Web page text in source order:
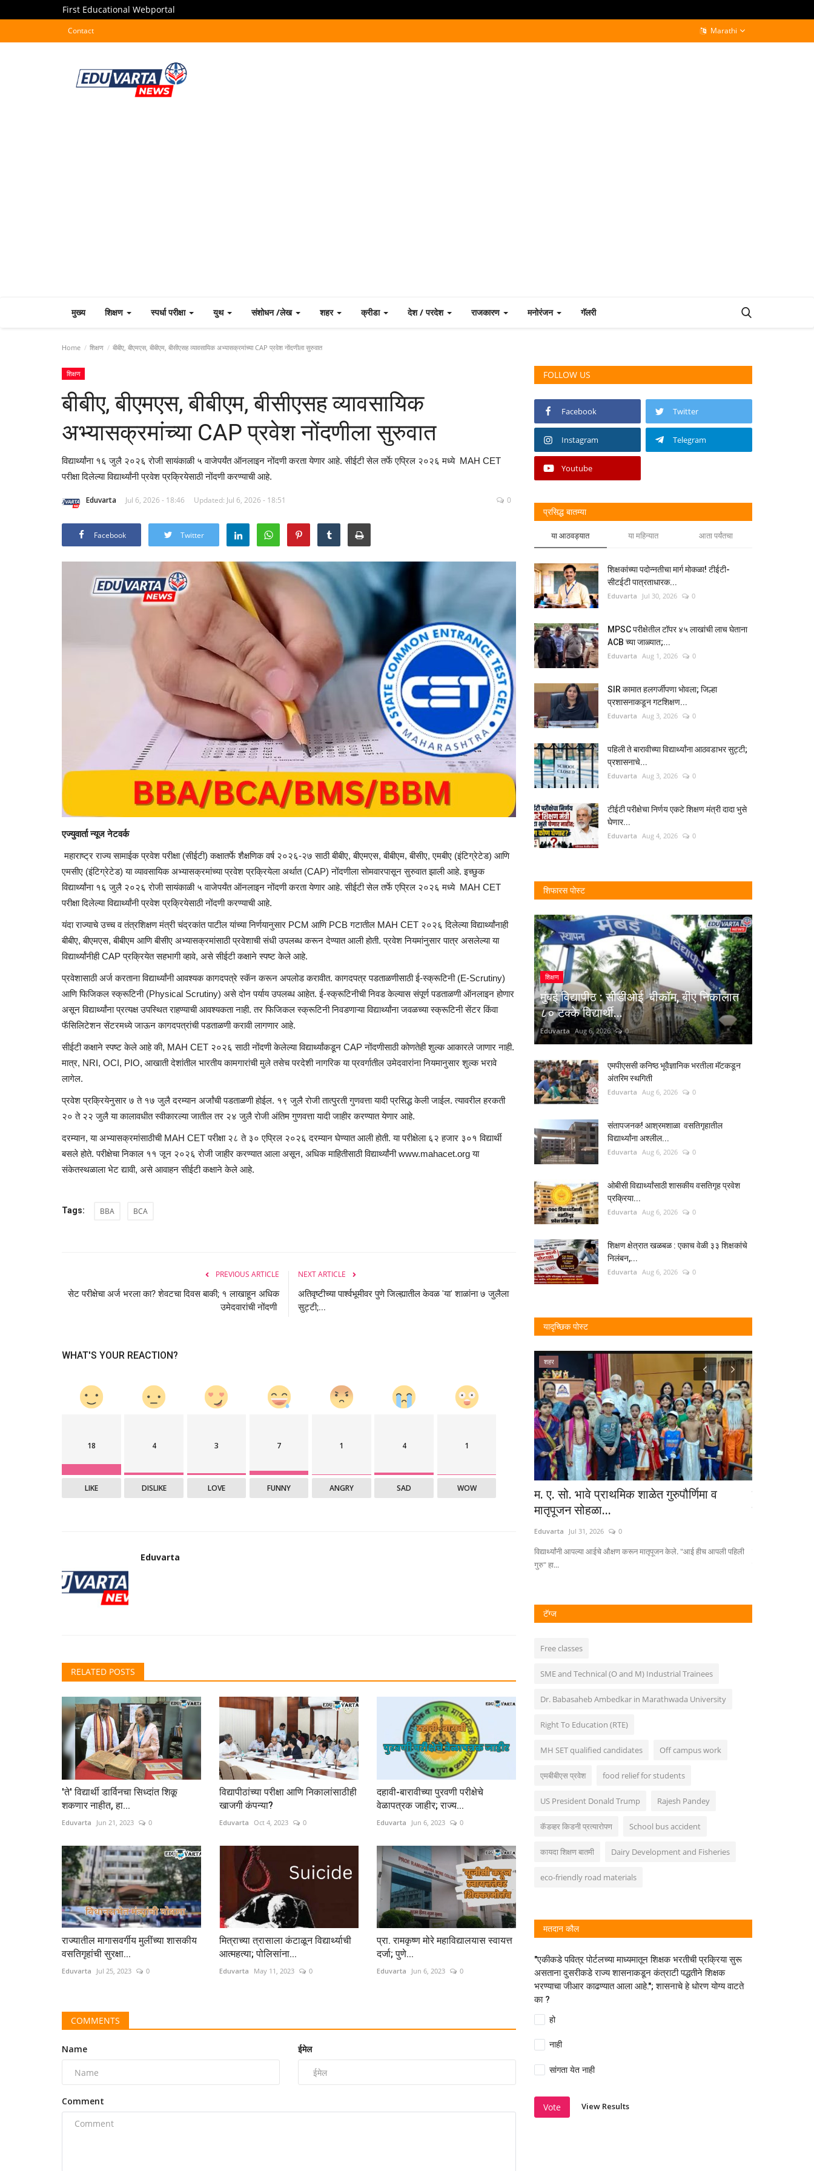
First Educational Webportal
Contact Marathi
मुख्य शिक्षण स्पर्धा परीक्षा युथ संशोधन /लेख शहर क्रीडा देश / परदेश राजकारण मनोरंजन गॅलरी
Home शिक्षण बीबीए, बीएमएस, बीबीएम, बीसीएसह व्यावसायिक अभ्यासक्रमांच्या CAP प्रवेश नोंदणीला सुरुवात
शिक्षण
बीबीए, बीएमएस, बीबीएम, बीसीएसह व्यावसायिक
अभ्यासक्रमांच्या CAP प्रवेश नोंदणीला सुरुवात
विद्यार्थ्यांना १६ जुलै २०२६ रोजी सायंकाळी ५ वाजेपर्यंत ऑनलाइन नोंदणी करता येणार आहे. सीईटी सेल तर्फे एप्रिल २०२६ मध्ये MAH CET
परीक्षा दिलेल्या विद्यार्थ्यांनी प्रवेश प्रक्रियेसाठी नोंदणी करण्याची आहे.
Eduvarta Jul 6, 2026 - 18:46 Updated: Jul 6, 2026 - 18:51 0
Facebook Twitter
एज्युवार्ता न्यूज नेटवर्क
महाराष्ट्र राज्य सामाईक प्रवेश परीक्षा (सीईटी) कक्षातर्फे शैक्षणिक वर्ष २०२६-२७ साठी बीबीए, बीएमएस, बीबीएम, बीसीए, एमबीए (इंटिग्रेटेड) आणि
एमसीए (इंटिग्रेटेड) या व्यावसायिक अभ्यासक्रमांच्या प्रवेश प्रक्रियेला अर्थात (CAP) नोंदणीला सोमवारपासून सुरुवात झाली आहे. इच्छुक
विद्यार्थ्यांना १६ जुलै २०२६ रोजी सायंकाळी ५ वाजेपर्यंत ऑनलाइन नोंदणी करता येणार आहे. सीईटी सेल तर्फे एप्रिल २०२६ मध्ये MAH CET
परीक्षा दिलेल्या विद्यार्थ्यांनी प्रवेश प्रक्रियेसाठी नोंदणी करण्याची आहे.
यंदा राज्याचे उच्च व तंत्रशिक्षण मंत्री चंद्रकांत पाटील यांच्या निर्णयानुसार PCM आणि PCB गटातील MAH CET २०२६ दिलेल्या विद्यार्थ्यांनाही
बीबीए, बीएमएस, बीबीएम आणि बीसीए अभ्यासक्रमांसाठी प्रवेशाची संधी उपलब्ध करून देण्यात आली होती. प्रवेश नियमांनुसार पात्र असलेल्या या
विद्यार्थ्यांनीही CAP प्रक्रियेत सहभागी व्हावे, असे सीईटी कक्षाने स्पष्ट केले आहे.
प्रवेशासाठी अर्ज करताना विद्यार्थ्यांनी आवश्यक कागदपत्रे स्कॅन करून अपलोड करावीत. कागदपत्र पडताळणीसाठी ई-स्क्रूटिनी (E-Scrutiny)
आणि फिजिकल स्क्रूटिनी (Physical Scrutiny) असे दोन पर्याय उपलब्ध आहेत. ई-स्क्रूटिनीची निवड केल्यास संपूर्ण पडताळणी ऑनलाइन होणार
असून विद्यार्थ्यांना प्रत्यक्ष उपस्थित राहण्याची आवश्यकता नाही. तर फिजिकल स्क्रूटिनी निवडणाऱ्या विद्यार्थ्यांना जवळच्या स्क्रूटिनी सेंटर किंवा
फॅसिलिटेशन सेंटरमध्ये जाऊन कागदपत्रांची पडताळणी करावी लागणार आहे.
सीईटी कक्षाने स्पष्ट केले आहे की, MAH CET २०२६ साठी नोंदणी केलेल्या विद्यार्थ्यांकडून CAP नोंदणीसाठी कोणतेही शुल्क आकारले जाणार नाही.
मात्र, NRI, OCI, PIO, आखाती देशांतील भारतीय कामगारांची मुले तसेच परदेशी नागरिक या प्रवर्गातील उमेदवारांना नियमानुसार शुल्क भरावे
लागेल.
प्रवेश प्रक्रियेनुसार ७ ते १७ जुलै दरम्यान अर्जांची पडताळणी होईल. १९ जुलै रोजी तात्पुरती गुणवत्ता यादी प्रसिद्ध केली जाईल. त्यावरील हरकती
२० ते २२ जुलै या कालावधीत स्वीकारल्या जातील तर २४ जुलै रोजी अंतिम गुणवत्ता यादी जाहीर करण्यात येणार आहे.
दरम्यान, या अभ्यासक्रमांसाठीची MAH CET परीक्षा २८ ते ३० एप्रिल २०२६ दरम्यान घेण्यात आली होती. या परीक्षेला ६२ हजार ३०१ विद्यार्थी
बसले होते. परीक्षेचा निकाल ११ जून २०२६ रोजी जाहीर करण्यात आला असून, अधिक माहितीसाठी विद्यार्थ्यांनी www.mahacet.org या
संकेतस्थळाला भेट द्यावी, असे आवाहन सीईटी कक्षाने केले आहे.
Tags: BBA BCA
PREVIOUS ARTICLE
सेट परीक्षेचा अर्ज भरला का? शेवटचा दिवस बाकी; १ लाखाहून अधिक
उमेदवारांची नोंदणी
NEXT ARTICLE
अतिवृष्टीच्या पार्श्वभूमीवर पुणे जिल्ह्यातील केवळ 'या' शाळांना ७ जुलैला
सुट्टी;...
WHAT'S YOUR REACTION?
18
LIKE
4
DISLIKE
3
LOVE
7
FUNNY
1
ANGRY
4
SAD
1
WOW
Eduvarta
RELATED POSTS
'ते' विद्यार्थी डार्विनचा सिध्दांत शिकू
शकणार नाहीत, हा...
Eduvarta Jun 21, 2023 0
विद्यापीठांच्या परीक्षा आणि निकालांसाठीही
खाजगी कंपन्या?
Eduvarta Oct 4, 2023 0
दहावी-बारावीच्या पुरवणी परीक्षेचे
वेळापत्रक जाहीर; राज्य...
Eduvarta Jun 6, 2023 0
राज्यातील मागासवर्गीय मुलींच्या शासकीय
वसतिगृहांची सुरक्षा...
Eduvarta Jul 25, 2023 0
मित्राच्या त्रासाला कंटाळून विद्यार्थ्याची
आत्महत्या; पोलिसांना...
Eduvarta May 11, 2023 0
प्रा. रामकृष्ण मोरे महाविद्यालयास स्वायत्त
दर्जा; पुणे...
Eduvarta Jun 6, 2023 0
COMMENTS
Name ईमेल
Comment
FOLLOW US
Facebook Twitter
Instagram Telegram
Youtube
प्रसिद्ध बातम्या
या आठवड्यात या महिन्यात आता पर्यंतचा
शिक्षकांच्या पदोन्नतीचा मार्ग मोकळा! टीईटी-
सीटईटी पात्रताधारक...
Eduvarta Jul 30, 2026 0
MPSC परीक्षेतील टॉपर ४५ लाखांची लाच घेताना
ACB च्या जाळ्यात;...
Eduvarta Aug 1, 2026 0
SIR कामात हलगर्जीपणा भोवला; जिल्हा
प्रशासनाकडून गटशिक्षण...
Eduvarta Aug 3, 2026 0
पहिली ते बारावीच्या विद्यार्थ्यांना आठवडाभर सुट्टी;
प्रशासनाचे...
Eduvarta Aug 3, 2026 0
टीईटी परीक्षेचा निर्णय एकटे शिक्षण मंत्री दादा भुसे
घेणार...
Eduvarta Aug 4, 2026 0
शिफारस पोस्ट
शिक्षण
मुंबई विद्यापीठ : सीडीओई बीकॉम, बीए निकालात
८० टक्के विद्यार्थी...
Eduvarta Aug 6, 2026 0
एमपीएससी कनिष्ठ भूवैज्ञानिक भरतीला मॅटकडून
अंतरिम स्थगिती
Eduvarta Aug 6, 2026 0
संतापजनक! आश्रमशाळा वसतिगृहातील
विद्यार्थ्यांना अश्लील...
Eduvarta Aug 6, 2026 0
ओबीसी विद्यार्थ्यांसाठी शासकीय वसतिगृह प्रवेश
प्रक्रिया...
Eduvarta Aug 6, 2026 0
शिक्षण क्षेत्रात खळबळ : एकाच वेळी ३३ शिक्षकांचे
निलंबन,...
Eduvarta Aug 6, 2026 0
यादृच्छिक पोस्ट
स्पर्धा परीक्षा
पेपरफुटी प्रकरणावर केंद्र सरकारचा कठोर निर्णय;
केंद्रीय मंत्रिमंडळाच्या बैठकीत पेपरफुटी रोखण्यासाठी आणलेल्या सुधारणा
स्त्री साक्षरता : अज्ञानरूपी अंधःकाराविरुद्धची
शहर
म. ए. सो. भावे प्राथमिक शाळेत गुरुपौर्णिमा व
मातृपूजन सोहळा...
Eduvarta Jul 31, 2026 0
विद्यार्थ्यांनी आपल्या आईचे औक्षण करून मातृपूजन केले. "आई हीच आपली पहिली
गुरु" हा...
टॅग्ज
Free classes
SME and Technical (O and M) Industrial Trainees
Dr. Babasaheb Ambedkar in Marathwada University
Right To Education (RTE)
MH SET qualified candidates Off campus work
एमबीबीएस प्रवेश food relief for students
US President Donald Trump Rajesh Pandey
कॅडव्हर किडनी प्रत्यारोपण School bus accident
कायदा शिक्षण बातमी Dairy Development and Fisheries
eco-friendly road materials
मतदान कौल
"एकीकडे पवित्र पोर्टलच्या माध्यमातून शिक्षक भरतीची प्रक्रिया सुरू
असताना दुसरीकडे राज्य शासनाकडून कंत्राटी पद्धतीने शिक्षक
भरण्याचा जीआर काढण्यात आला आहे."; शासनाचे हे धोरण योग्य वाटते
का ?
हो
नाही
सांगता येत नाही
Vote View Results